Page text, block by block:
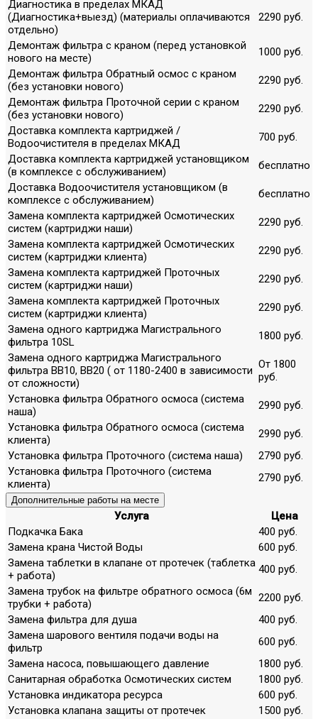
Диагностика в пределах МКАД
(Диагностика+выезд) (материалы оплачиваются
отдельно)
2290 руб.
Демонтаж фильтра с краном (перед установкой
нового на месте)
1000 руб.
Демонтаж фильтра Обратный осмос с краном
(без установки нового)
2290 руб.
Демонтаж фильтра Проточной серии с краном
(без установки нового)
2290 руб.
Доставка комплекта картриджей /
Водоочистителя в пределах МКАД
700 руб.
Доставка комплекта картриджей установщиком
(в комплексе с обслуживанием)
бесплатно
Доставка Водоочистителя установщиком (в
комплексе с обслуживанием)
бесплатно
Замена комплекта картриджей Осмотических
систем (картриджи наши)
2290 руб.
Замена комплекта картриджей Осмотических
систем (картриджи клиента)
2290 руб.
Замена комплекта картриджей Проточных
систем (картриджи наши)
2290 руб.
Замена комплекта картриджей Проточных
систем (картриджи клиента)
2290 руб.
Замена одного картриджа Магистрального
фильтра 10SL
1800 руб.
Замена одного картриджа Магистрального
фильтра ВВ10, ВВ20 ( от 1180-2400 в зависимости
от сложности)
От 1800
руб.
Установка фильтра Обратного осмоса (система
наша)
2990 руб.
Установка фильтра Обратного осмоса (система
клиента)
2990 руб.
Установка фильтра Проточного (система наша)
2790 руб.
Установка фильтра Проточного (система
клиента)
2790 руб.
Дополнительные работы на месте
Услуга
Цена
Подкачка Бака
400 руб.
Замена крана Чистой Воды
600 руб.
Замена таблетки в клапане от протечек (таблетка
+ работа)
400 руб.
Замена трубок на фильтре обратного осмоса (6м
трубки + работа)
2200 руб.
Замена фильтра для душа
400 руб.
Замена шарового вентиля подачи воды на
фильтр
600 руб.
Замена насоса, повышающего давление
1800 руб.
Санитарная обработка Осмотических систем
1800 руб.
Установка индикатора ресурса
600 руб.
Установка клапана защиты от протечек
1500 руб.